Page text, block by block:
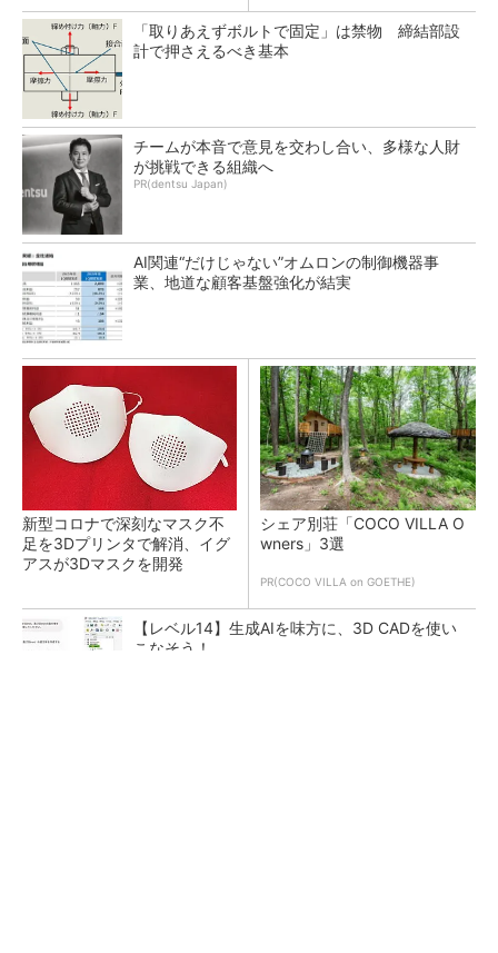
「取りあえずボルトで固定」は禁物 締結部設
計で押さえるべき基本
チームが本音で意見を交わし合い、多様な人財
が挑戦できる組織へ
PR(dentsu Japan)
AI関連“だけじゃない”オムロンの制御機器事
業、地道な顧客基盤強化が結実
新型コロナで深刻なマスク不
足を3Dプリンタで解消、イグ
アスが3Dマスクを開発
シェア別荘「COCO VILLA O
wners」3選
PR(COCO VILLA on GOETHE)
【レベル14】生成AIを味方に、3D CADを使い
こなそう！